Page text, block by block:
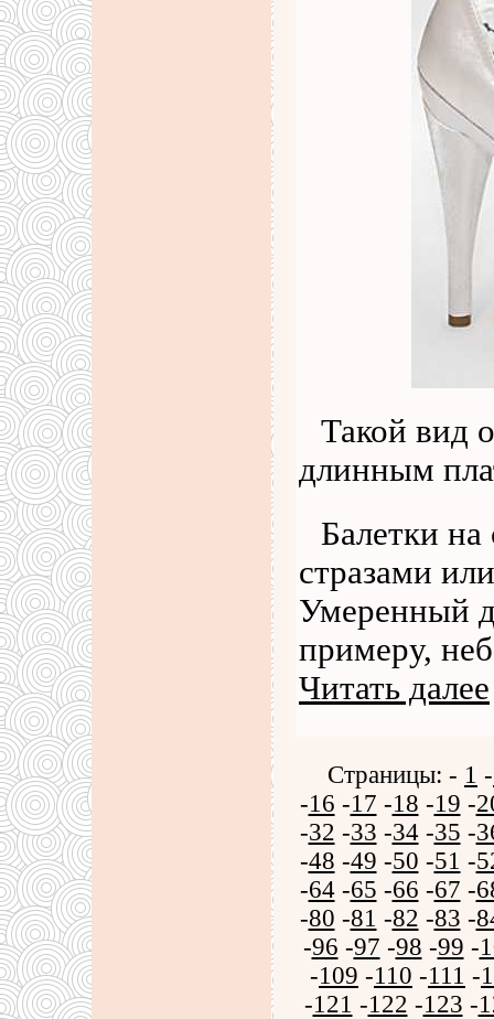
Такой вид
длинным
Балетки на
стразами
Умеренный
примеру,
Читать далее
Страницы: - 1 -
-16 -17 -18 -19 -
-32 -33 -34-35 -
-48 -49 -50 -51 -
-64-65 -66 -67 -
-80 -81 -82 -83 -
-96 -97 -98 -99 -
-109 -110 -111 -
-121 -122 -123 -